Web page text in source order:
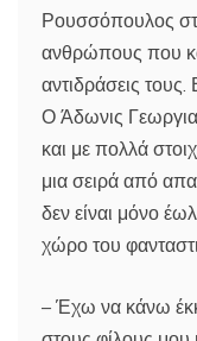
Ρουσσόπουλος
ανθρώπους που
αντιδράσεις
Ο Άδωνις
και με πολλά
μια σειρά από
δεν είναι μόνο
χώρο του
– Έχω να κάνω